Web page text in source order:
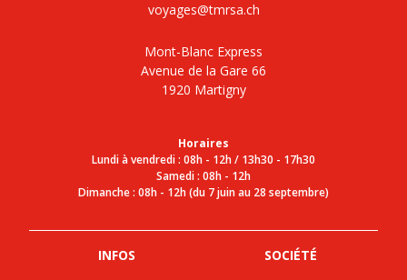
voyages@tmrsa.ch
Mont-Blanc Express
Avenue de la Gare 66
1920 Martigny
Horaires
Lundi à vendredi : 08h - 12h / 13h30 - 17h30
Samedi : 08h - 12h
Dimanche : 08h - 12h (du 7 juin au 28 septembre)
INFOS SOCIÉTÉ